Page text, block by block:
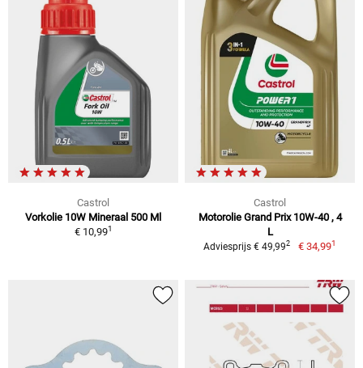
Castrol
Vorkolie 10W Mineraal 500 Ml
€ 10,991
Castrol
Motorolie Grand Prix 10W-40 , 4
L
Adviesprijs € 49,992 € 34,991